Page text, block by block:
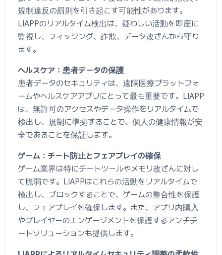
規制違反の罰則を引き起こす可能性があります。
LIAPPのリアルタイム検出は、疑わしい活動を即座に
監視し、フィッシング、詐欺、データ改ざんから守り
ます。
ヘルスケア：患者データの保護
患者データのセキュリティは、遠隔医療プラットフォ
ームやヘルスケアアプリにとって最も重要です。LIAPP
は、無許可のアクセスやデータ操作をリアルタイムで
検出し、規制に準拠することで、個人の健康情報が安
全であることを保証します。
ゲーム：チート防止とフェアプレイの確保
ゲーム業界は特にチートツールやメモリ改ざんに対し
て脆弱です。LIAPPはこれらの活動をリアルタイムで
検出し、ブロックすることで、ゲームの整合性を保護
し、フェアプレイを確保します。また、アプリ内購入
やプレイヤーのエンゲージメントを保護するアンチチ
ートソリューションも提供します。